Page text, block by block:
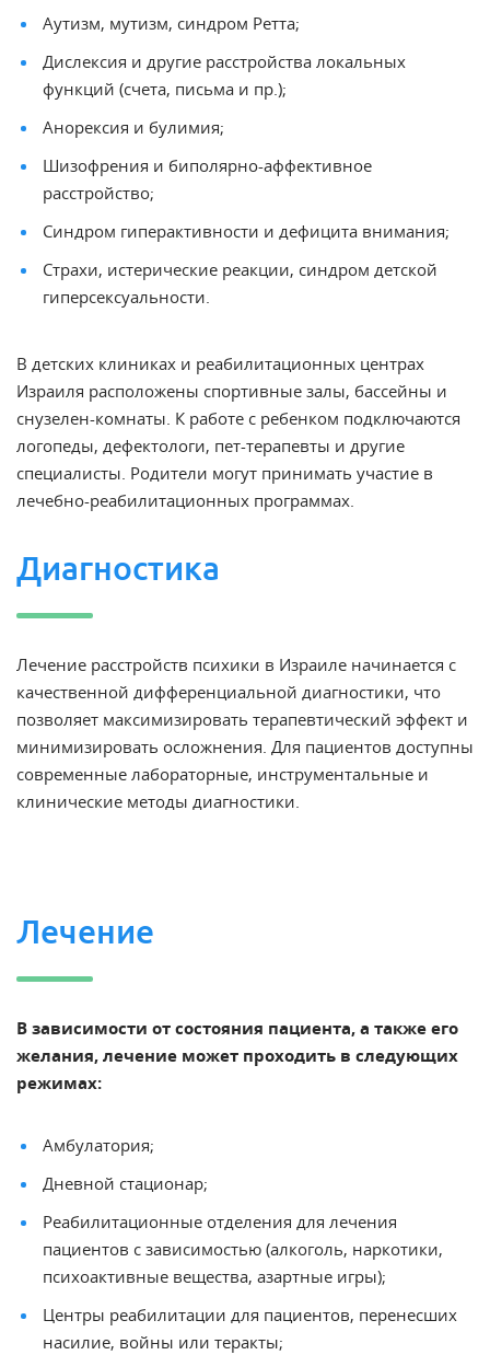
Аутизм, мутизм, синдром Ретта;
Дислексия и другие расстройства локальных
функций (счета, письма и пр.);
Анорексия и булимия;
Шизофрения и биполярно-аффективное
расстройство;
Синдром гиперактивности и дефицита внимания;
Страхи, истерические реакции, синдром детской
гиперсексуальности.
В детских клиниках и реабилитационных центрах
Израиля расположены спортивные залы, бассейны и
снузелен-комнаты. К работе с ребенком подключаются
логопеды, дефектологи, пет-терапевты и другие
специалисты. Родители могут принимать участие в
лечебно-реабилитационных программах.
Диагностика
Лечение расстройств психики в Израиле начинается с
качественной дифференциальной диагностики, что
позволяет максимизировать терапевтический эффект и
минимизировать осложнения. Для пациентов доступны
современные лабораторные, инструментальные и
клинические методы диагностики.
Лечение
В зависимости от состояния пациента, а также его
желания, лечение может проходить в следующих
режимах:
Амбулатория;
Дневной стационар;
Реабилитационные отделения для лечения
пациентов с зависимостью (алкоголь, наркотики,
психоактивные вещества, азартные игры);
Центры реабилитации для пациентов, перенесших
насилие, войны или теракты;